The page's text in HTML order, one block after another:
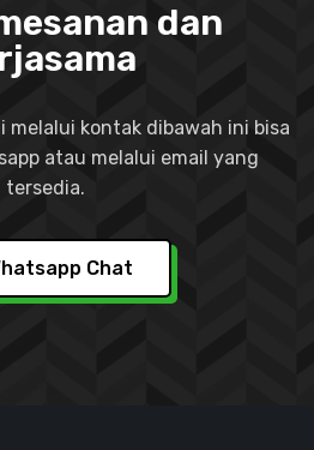
dan
melalui kontak dibawah ini bisa
atau melalui email yang
tersedia.
Chat